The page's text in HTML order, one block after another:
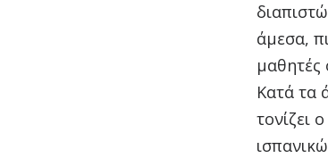
άμεσα,
μαθητές
Κατά τα
τονίζει